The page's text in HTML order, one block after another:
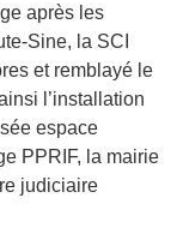
après les
Sine, la SCI
et remblayé le
l’installation
espace
PPRIF, la mairie
judiciaire